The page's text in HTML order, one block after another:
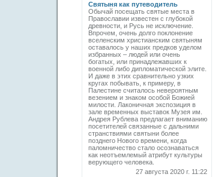
Святыня как путеводитель
Обычай посещать святые места в
Православии известен с глубокой
древности, и Русь не исключение.
Впрочем, очень долго поклонение
вселенским христианским святыням
оставалось у наших предков уделом
избранных – людей или очень
богатых, или принадлежавших к
военной либо дипломатической элите.
И даже в этих сравнительно узких
кругах побывать, к примеру, в
Палестине считалось невероятным
везением и знаком особой Божией
милости. Лаконичная экспозиция в
зале временных выставок Музея им.
Андрея Рублева предлагает вниманию
посетителей связанные с дальними
странствиями святыни более
позднего Нового времени, когда
паломничество стало осознаваться
как неотъемлемый атрибут культуры
верующего человека.
27 августа 2020 г. 11:22